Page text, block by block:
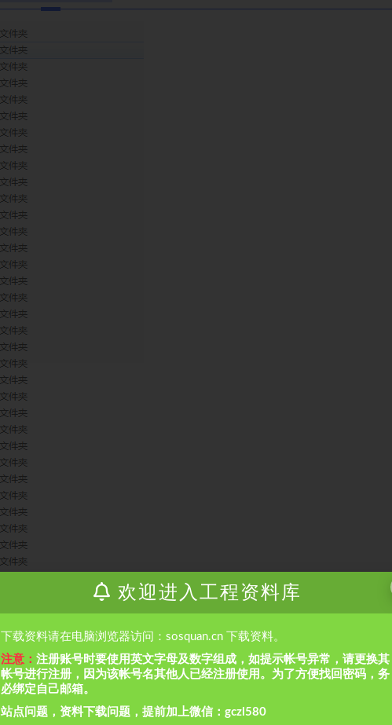
欢迎进入工程资料库
下载资料请在电脑浏览器访问：sosquan.cn 下载资料。
注意： 注册账号时要使用英文字母及数字组成，如提示帐号异常，请更换其
帐号进行注册，因为该帐号名其他人已经注册使用。为了方便找回密码，务
必绑定自己邮箱。
站点问题，资料下载问题，提前加上微信：gczl580